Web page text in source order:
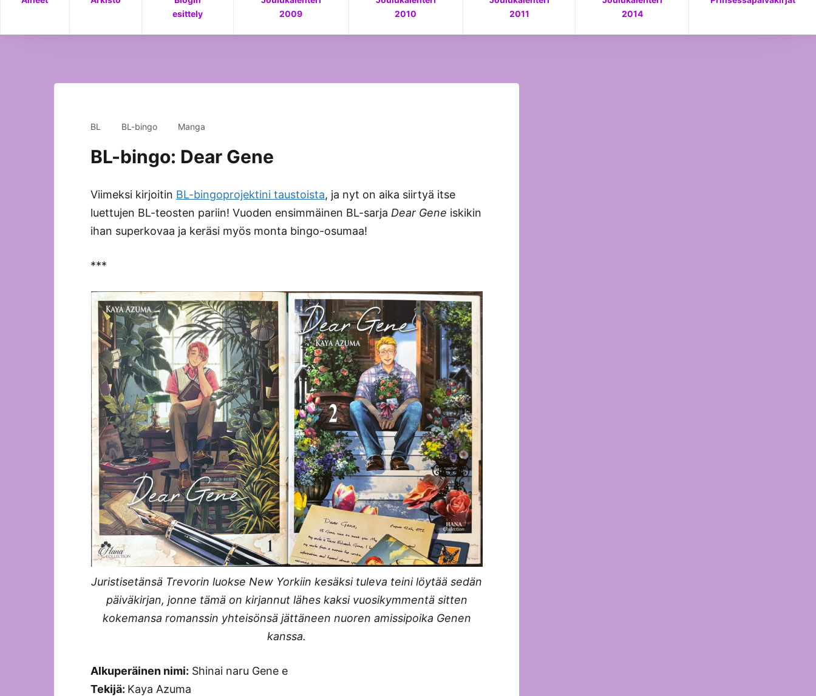
of My Rumspringaa ja ilahduin suuresti Training Mister Sakuradan dynamiikkaleikittelyistä. Myös Dear Gene iski odotetusti tosi kovaa.
esittely
2009
2010
2011
2014
BL BL-bingo Manga
BL-bingo: Dear Gene
Viimeksi kirjoitin BL-bingoprojektini taustoista, ja nyt on aika siirtyä itse
luettujen BL-teosten pariin! Vuoden ensimmäinen BL-sarja Dear Gene iskikin
ihan superkovaa ja keräsi myös monta bingo-osumaa!
***
Juristisetänsä Trevorin luokse New Yorkiin kesäksi tuleva teini löytää sedän
päiväkirjan, jonne tämä on kirjannut lähes kaksi vuosikymmentä sitten
kokemansa romanssin yhteisönsä jättäneen nuoren amissipoika Genen
kanssa.
Alkuperäinen nimi: Shinai naru Gene e
Tekijä: Kaya Azuma